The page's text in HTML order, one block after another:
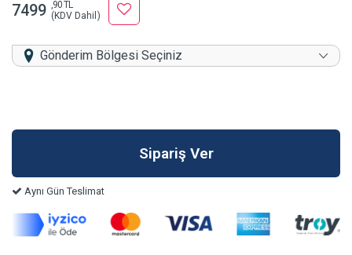
7499 ,90 TL
(KDV Dahil)
Gönderim Bölgesi Seçiniz
Aynı Gün Teslimat